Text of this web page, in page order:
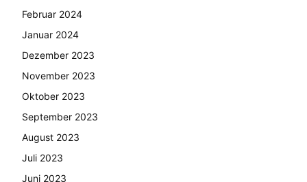
Februar 2024
Januar 2024
Dezember 2023
November 2023
Oktober 2023
September 2023
August 2023
Juli 2023
Juni 2023